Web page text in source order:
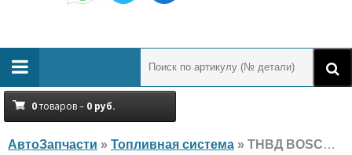
0товаров – 0 руб.
АвтоЗапчасти » Топливная система » ТНВД BOSCH 09817903080 0445010761 Opel, Citroen, Peugeot, новый